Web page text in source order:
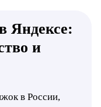
Яндексе:
и
в России,